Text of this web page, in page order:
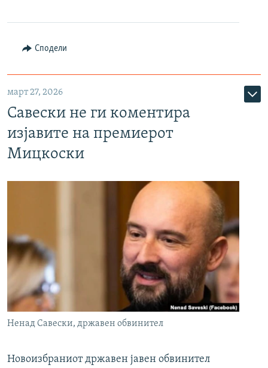
Сподели
март 27, 2026
Савески не ги коментира
изјавите на премиерот
Мицкоски
Ненад Савески, државен обвинител
Новоизбраниот државен јавен обвинител